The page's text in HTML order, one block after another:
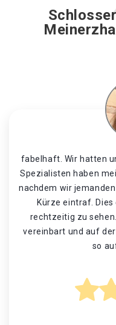
fabelhaft. Wir hatten
Spezialisten haben
nachdem wir
Kürze eintraf.
rechtzeitig zu
vereinbart und auf
so